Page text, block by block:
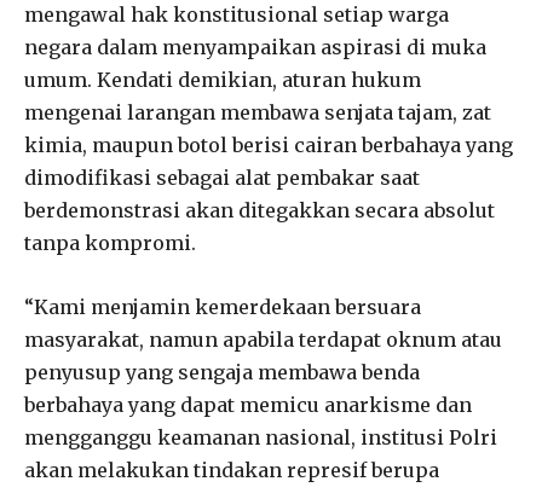
mengawal hak konstitusional setiap warga
negara dalam menyampaikan aspirasi di muka
umum. Kendati demikian, aturan hukum
mengenai larangan membawa senjata tajam, zat
kimia, maupun botol berisi cairan berbahaya yang
dimodifikasi sebagai alat pembakar saat
berdemonstrasi akan ditegakkan secara absolut
tanpa kompromi.
“Kami menjamin kemerdekaan bersuara
masyarakat, namun apabila terdapat oknum atau
penyusup yang sengaja membawa benda
berbahaya yang dapat memicu anarkisme dan
mengganggu keamanan nasional, institusi Polri
akan melakukan tindakan represif berupa